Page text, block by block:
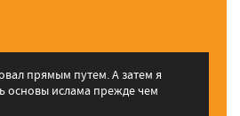
прямым путем. А затем я
основы ислама прежде чем